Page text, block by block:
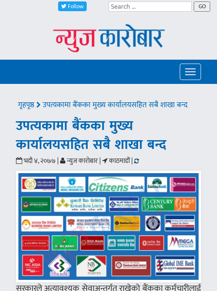
Follow GO
Toggle
गृहपृष्ठ उपत्यकामा बैंकका मुख्य कार्यालयसहित सबै शाखा बन्द
उपत्यकामा बैंकका मुख्य
कार्यालयसहित सबै शाखा बन्द
भदौ ४, २०७७ | न्युज कारोबार | काठमाडौं |